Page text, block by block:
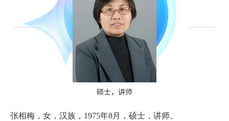
硕士，讲师
张相梅，女，汉族，1975年8月，硕士，讲师。